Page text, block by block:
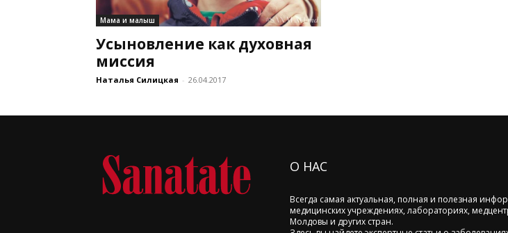
Мама и малыш
Усыновление как духовная
миссия
Наталья Силицкая - 26.04.2017
О НАС
Всегда самая актуальная, полная и полезная
медицинских учреждениях, лабораториях,
Молдовы и других стран.